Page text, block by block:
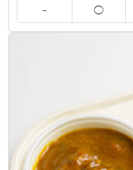
す。ご希望の際は下
ださい。
大きめの具がゴロ
す。見た目以上に
で食べたので少し
ました。
ご利用シーン： 会議
－ ◯